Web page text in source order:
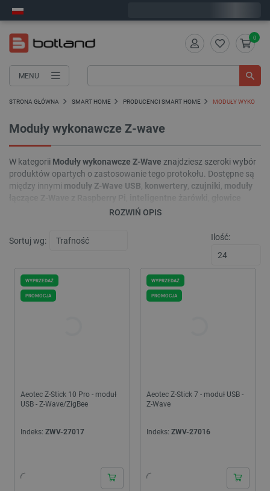
MENU
0
STRONA GŁÓWNA SMART HOME PRODUCENCI SMART HOME MODUŁY
Moduły wykonawcze Z-wave
W kategorii Moduły wykonawcze Z-Wave znajdziesz szeroki wybór
produktów opartych o zastosowanie tego protokołu. Dostępne są
między innymi moduły Z-Wave USB konwertery czujniki moduły
i wiele innych. Pomogą Ci one w tworzeniu i
systemu automatyki domowej opartego o protokół Z-Wave.
ROZWIŃ OPIS
Sortuj wg: Ilość:
Aeotec Z-Stick 10 Pro - moduł
USB - Z-Wave/ZigBee
Indeks: ZWV-27017
WYPRZEDAŻ
PROMOCJA
Aeotec Z-Stick 7 - moduł USB -
Z-Wave
Indeks: ZWV-27016
WYPRZEDAŻ
PROMOCJA